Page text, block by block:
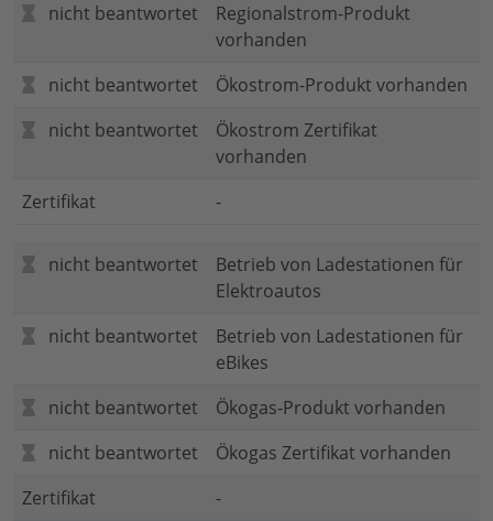
nicht beantwortet
Regionalstrom-Produkt
vorhanden
nicht beantwortet
Ökostrom-Produkt vorhanden
nicht beantwortet
Ökostrom Zertifikat
vorhanden
Zertifikat
-
nicht beantwortet
Betrieb von Ladestationen für
Elektroautos
nicht beantwortet
Betrieb von Ladestationen für
eBikes
nicht beantwortet
Ökogas-Produkt vorhanden
nicht beantwortet
Ökogas Zertifikat vorhanden
Zertifikat
-